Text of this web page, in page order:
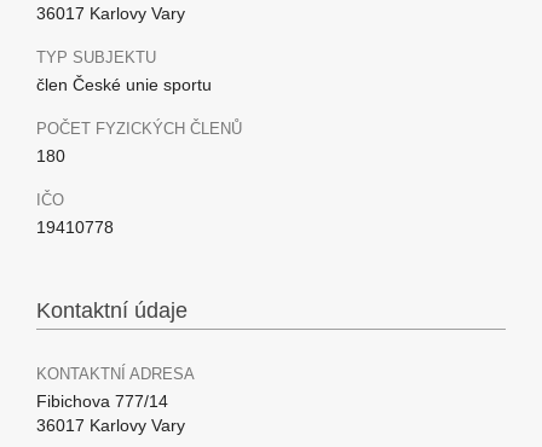
36017 Karlovy Vary
TYP SUBJEKTU
člen České unie sportu
POČET FYZICKÝCH ČLENŮ
180
IČO
19410778
Kontaktní údaje
KONTAKTNÍ ADRESA
Fibichova 777/14
36017 Karlovy Vary